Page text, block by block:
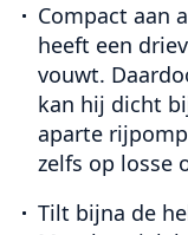
Compact aan
heeft een
vouwt.
kan hij dicht
aparte
zelfs op losse
Tilt bijna de